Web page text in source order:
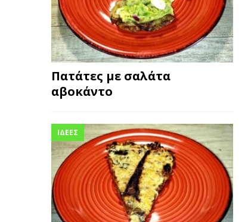
Πατάτες με σαλάτα
αβοκάντο
ΙΔΕΕΣ